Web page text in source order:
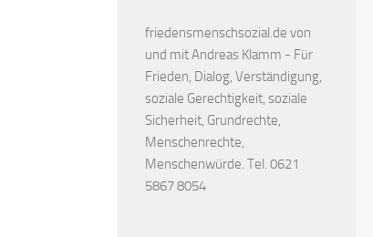
friedensmenschsozial.de von
und mit Andreas Klamm - Für
Frieden, Dialog, Verständigung,
soziale Gerechtigkeit, soziale
Sicherheit, Grundrechte,
Menschenrechte,
Menschenwürde. Tel. 0621
5867 8054